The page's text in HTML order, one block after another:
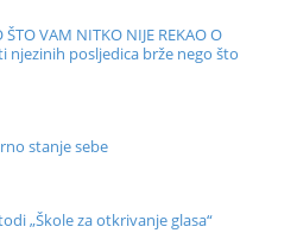
VAM NITKO NIJE REKAO O
njezinih posljedica brže nego što
stanje sebe
„Škole za otkrivanje glasa“